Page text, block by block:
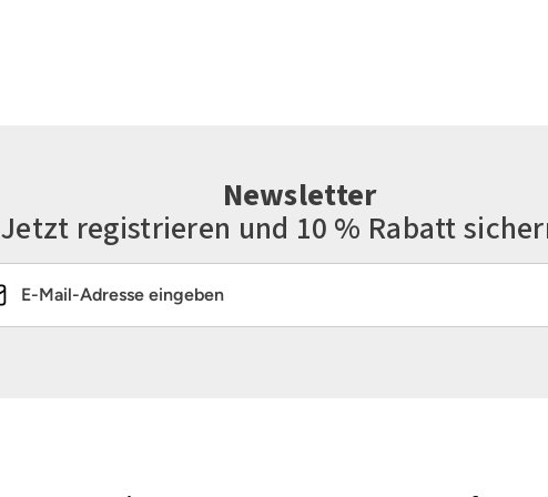
Newsletter
Jetzt registrieren und 10 % Rabatt